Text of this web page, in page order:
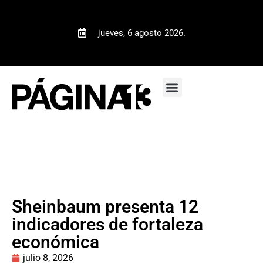
jueves, 6 agosto 2026.
Sheinbaum presenta 12
indicadores de fortaleza
económica
julio 8, 2026